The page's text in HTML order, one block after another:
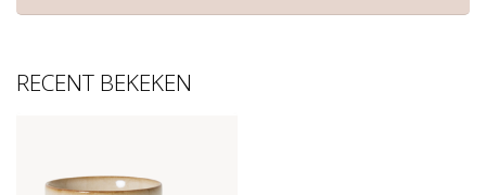
RECENT BEKEKEN